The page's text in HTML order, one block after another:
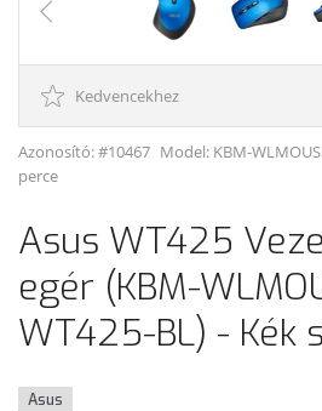
Kedvencekhez
Azonosító: #10467 Model: KBM-
perce
Asus WT425
egér (KBM-
WT425-BL) - Kék
Asus